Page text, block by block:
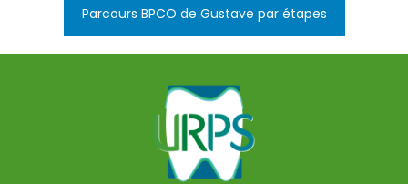
Parcours BPCO de Gustave par étapes